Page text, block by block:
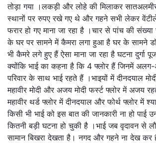
तोड़ा गया ।लकड़ी और लोहे की मिलाकर
स्थानों पर रुपए रखे गए थे और गहने सभी लेकर
फरार हो गए माना जा रहा है ।चार से पांच की
के घर पर सामने में कैमरा लगा हुआ है घर के सामने
भी कैमरे लगे हुए हैं ऐसा माना जा रहा है घटना दुर्गा
क्योंकि भाई का कहना है कि 4 फ्लोर हैं जिनमें
परिवार के साथ भाई रहते हैं ।भाइयों में दीनदयाल
महावीर मोदी और अजय मोदी फर्स्ट फ्लोर में अजय
महावीर थर्ड फ्लोर में दीनदयाल और फोर्थ फ्लोर में
किसी भी भाई को इस बात की जानकारी ना हो पाई
कितनी बड़ी घटना हो चुकी है ।भाई जब वृदावन से
सामान बिखरा देखता है। नगद और गहने ना देख कर